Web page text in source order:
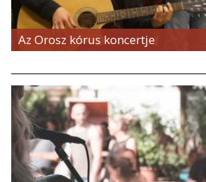
Az Orosz kórus koncertje